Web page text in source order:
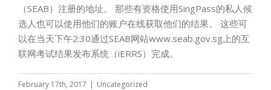
（SEAB）注册的地址。 那些有资格使用SingPass的私人候
选人也可以使用他们的账户在线获取他们的结果。 这些可
以在当天下午2:30通过SEAB网站www.seab.gov.sg上的互
联网考试结果发布系统（iERRS）完成。
February 17th, 2017 | Uncategorized